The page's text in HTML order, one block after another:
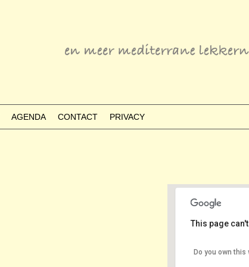
AGENDA CONTACT PRIVACY
This page
Do you own this